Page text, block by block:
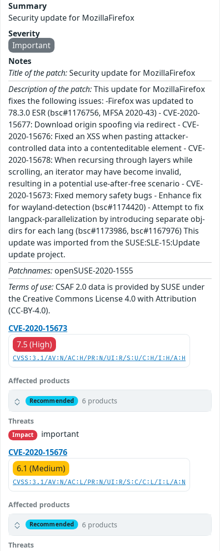
Summary
Security update for MozillaFirefox
Severity
Important
Notes
Title of the patch:Security update for MozillaFirefox
Description of the patch:This update for MozillaFirefox
fixes the following issues: -Firefox was updated to
78.3.0 ESR (bsc#1176756, MFSA 2020-43) - CVE-2020-
15677: Download origin spoofing via redirect - CVE-
2020-15676: Fixed an XSS when pasting attacker-
controlled data into a contenteditable element - CVE-
2020-15678: When recursing through layers while
scrolling, an iterator may have become invalid,
resulting in a potential use-after-free scenario - CVE-
2020-15673: Fixed memory safety bugs - Enhance fix
for wayland-detection (bsc#1174420) - Attempt to fix
langpack-parallelization by introducing separate obj-
dirs for each lang (bsc#1173986, bsc#1167976) This
update was imported from the SUSE:SLE-15:Update
update project.
Patchnames: openSUSE-2020-1555
Terms of use: CSAF 2.0 data is provided by SUSE under
the Creative Commons License 4.0 with Attribution
(CC-BY-4.0).
CVE-2020-15673
7.5 (High)
CVSS:3.1/AV:N/AC:H/PR:N/UI:R/S:U/C:H/I:H/A:H
Affected products
Recommended 6 products
Threats
Impact
important
CVE-2020-15676
6.1 (Medium)
CVSS:3.1/AV:N/AC:L/PR:N/UI:R/S:C/C:L/I:L/A:N
Affected products
Recommended 6 products
Threats